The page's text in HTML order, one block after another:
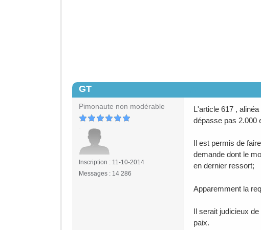
GT
Pimonaute non modérable
Inscription : 11-10-2014
Messages : 14 286
L'article 617 ,
dépasse pas 2.000
Il est permis de
demande dont le
en dernier ressort;
Apparemment la
Il serait judicieux
paix.